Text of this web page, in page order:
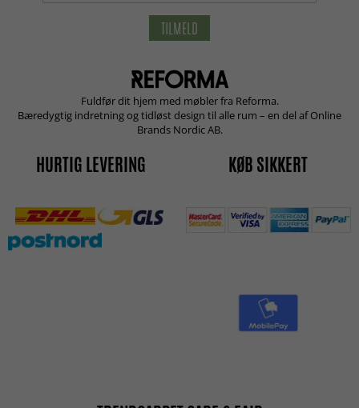
TILMELD
Fuldfør dit hjem med møbler fra Reforma.
Bæredygtig indretning og tidløst design til alle rum – en del af Online
Brands Nordic AB.
HURTIG LEVERING KØB SIKKERT